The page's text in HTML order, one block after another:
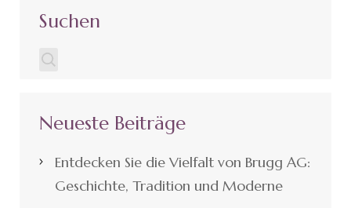
Suchen
Neueste Beiträge
Entdecken Sie die Vielfalt von Brugg AG:
Geschichte, Tradition und Moderne